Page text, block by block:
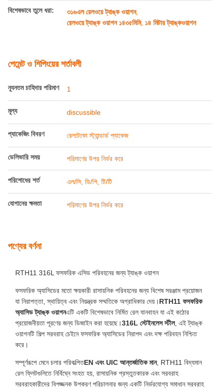
বিশেষভাবে তুলে ধরা: ৩১৬এল রেলওয়ে ট্যাঙ্ক ওয়াগন,
রেলওয়ে ট্যাঙ্ক ওয়াগন ১৪৩৫মিমি, ১৪ মিটার ট্যাঙ্কওয়াগন
পেমেন্ট ও শিপিংয়ের শর্তাবলী
ন্যূনতম চাহিদার পরিমাণ 1
মূল্য discussible
প্যাকেজিং বিবরণ রেলটেকো স্ট্যান্ডার্ড প্যাকেজ
ডেলিভারি সময় পরিমাণের উপর নির্ভর করে
পরিশোধের শর্ত এল/সি, ডি/পি, টি/টি
যোগানের ক্ষমতা পরিমাণের উপর নির্ভর করে
পণ্যের বর্ণনা
RTH11 316L ফসফরিক এসিড পরিবহনের জন্য ট্যাঙ্ক ওয়াগন
ফসফরিক অ্যাসিডের মতো ক্ষয়কারী রাসায়নিক পরিবহনের জন্য বিশেষ সরঞ্জাম প্রয়োজন
যা নিরাপত্তা, স্থায়িত্ব এবং নিয়ন্ত্রক সম্মতিকে অগ্রাধিকার দেয়। RTH11 ফসফরিক
অ্যাসিড ট্যাঙ্ক ওয়াগনএটি একটি বিশেষভাবে নির্মিত রেল যানবাহন যা এই কঠোর
প্রয়োজনীয়তা পূরণের জন্য ডিজাইন করা হয়েছে।316L স্টেইনলেস স্টীল, এই ট্যাঙ্ক
ওয়াগনটি শিল্প সরবরাহ চেইনে ফসফরিক অ্যাসিডের নিরাপদ এবং দক্ষ পরিবহন নিশ্চিত
করে।
সম্পূর্ণরূপে মেনে চলার পরিকল্পিতEN এবং UIC আন্তর্জাতিক মান, RTH11 বিদ্যমান
রেল ফ্লিটগুলিতে নির্বিঘ্নে সংহত হয়, রাসায়নিক প্রস্তুতকারক এবং সরবরাহ
সরবরাহকারীদের বিপজ্জনক উপকরণ পরিচালনার জন্য একটি নির্ভরযোগ্য সমাধান সরবরাহ